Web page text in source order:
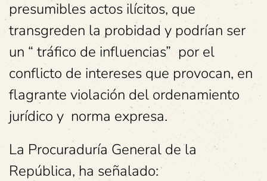
presumibles actos ilícitos, que
transgreden la probidad y podrían ser
un “ tráfico de influencias” por el
conflicto de intereses que provocan, en
flagrante violación del ordenamiento
jurídico y norma expresa.
La Procuraduría General de la
República, ha señalado: